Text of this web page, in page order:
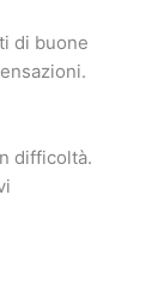
di buone
difficoltà.